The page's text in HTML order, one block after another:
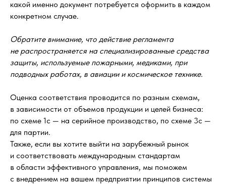
какой именно документ потребуется оформить в каждом
конкретном случае.
Обратите внимание, что действие регламента
не распространяется на специализированные средства
защиты, используемые пожарными, медиками, при
подводных работах, в авиации и космическое технике.
Оценка соответствия проводится по разным схемам,
в зависимости от объемов продукции и целей бизнеса:
по схеме 1с — на серийное производство, по схеме 3с —
для партии.
Также, если вы хотите выйти на зарубежный рынок
и соответствовать международным стандартам
в области эффективного управления, мы поможем
с внедрением на вашем предприятии принципов системы